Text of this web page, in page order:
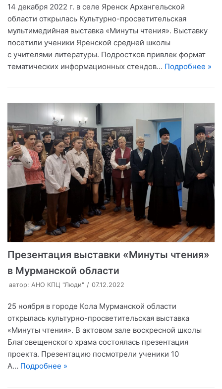
14 декабря 2022 г. в селе Яренск Архангельской
области открылась Культурно-просветительская
мультимедийная выставка «Минуты чтения». Выставку
посетили ученики Яренской средней школы
с учителями литературы. Подростков привлек формат
тематических информационных стендов… Подробнее »
Презентация выставки «Минуты чтения»
в Мурманской области
автор: АНО КПЦ "Люди" 07.12.2022
25 ноября в городе Кола Мурманской области
открылась культурно-просветительская выставка
«Минуты чтения». В актовом зале воскресной школы
Благовещенского храма состоялась презентация
проекта. Презентацию посмотрели ученики 10
А… Подробнее »